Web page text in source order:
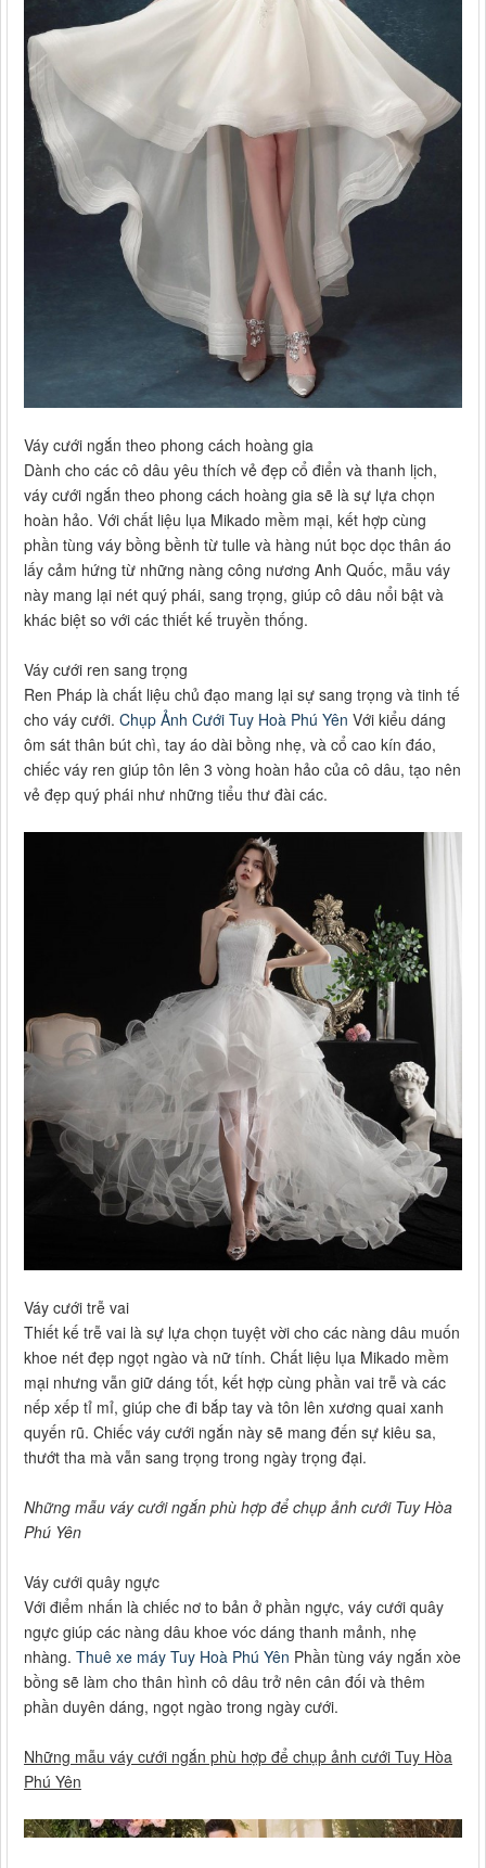
Váy cưới ngắn theo phong cách hoàng gia
Dành cho các cô dâu yêu thích vẻ đẹp cổ điển và thanh lịch,
váy cưới ngắn theo phong cách hoàng gia sẽ là sự lựa chọn
hoàn hảo. Với chất liệu lụa Mikado mềm mại, kết hợp cùng
phần tùng váy bồng bềnh từ tulle và hàng nút bọc dọc thân áo
lấy cảm hứng từ những nàng công nương Anh Quốc, mẫu váy
này mang lại nét quý phái, sang trọng, giúp cô dâu nổi bật và
khác biệt so với các thiết kế truyền thống.
Váy cưới ren sang trọng
Ren Pháp là chất liệu chủ đạo mang lại sự sang trọng và tinh tế
cho váy cưới. Chụp Ảnh Cưới Tuy Hoà Phú Yên Với kiểu dáng
ôm sát thân bút chì, tay áo dài bồng nhẹ, và cổ cao kín đáo,
chiếc váy ren giúp tôn lên 3 vòng hoàn hảo của cô dâu, tạo nên
vẻ đẹp quý phái như những tiểu thư đài các.
Váy cưới trễ vai
Thiết kế trễ vai là sự lựa chọn tuyệt vời cho các nàng dâu muốn
khoe nét đẹp ngọt ngào và nữ tính. Chất liệu lụa Mikado mềm
mại nhưng vẫn giữ dáng tốt, kết hợp cùng phần vai trễ và các
nếp xếp tỉ mỉ, giúp che đi bắp tay và tôn lên xương quai xanh
quyến rũ. Chiếc váy cưới ngắn này sẽ mang đến sự kiêu sa,
thướt tha mà vẫn sang trọng trong ngày trọng đại.
Những mẫu váy cưới ngắn phù hợp để chụp ảnh cưới Tuy Hòa
Phú Yên
Váy cưới quây ngực
Với điểm nhấn là chiếc nơ to bản ở phần ngực, váy cưới quây
ngực giúp các nàng dâu khoe vóc dáng thanh mảnh, nhẹ
nhàng. Thuê xe máy Tuy Hoà Phú Yên Phần tùng váy ngắn xòe
bồng sẽ làm cho thân hình cô dâu trở nên cân đối và thêm
phần duyên dáng, ngọt ngào trong ngày cưới.
Những mẫu váy cưới ngắn phù hợp để chụp ảnh cưới Tuy Hòa
Phú Yên